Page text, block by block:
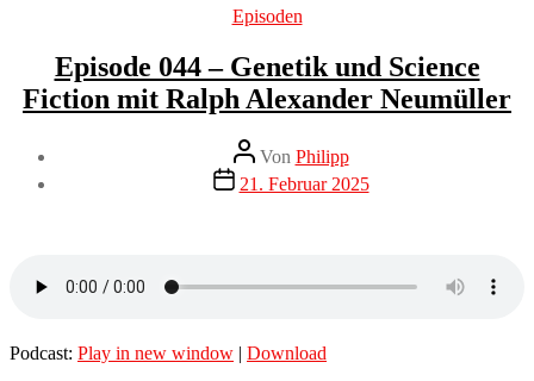
Kategorien
Episoden
Episode 044 – Genetik und Science
Fiction mit Ralph Alexander Neumüller
Beitragsautor
Von Philipp
Veröffentlichungsdatum
21. Februar 2025
Podcast: Play in new window | Download